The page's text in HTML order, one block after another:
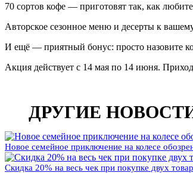
70 сортов кофе — приготовят так, как
Авторское сезонное меню и десерты к
И ещё — приятный бонус: просто назовите
Акция действует с 14 мая по 14 июня.
ДРУГИЕ
Новое семейное приключение на колесе
Скидка 20% на весь чек при покупке двух